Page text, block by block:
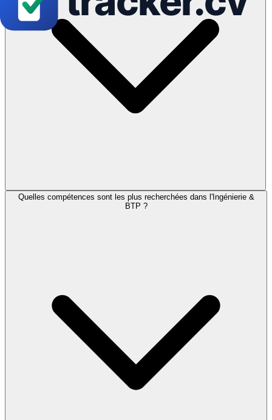
Quelles compétences sont les plus recherchées dans l'Ingénierie &
BTP ?